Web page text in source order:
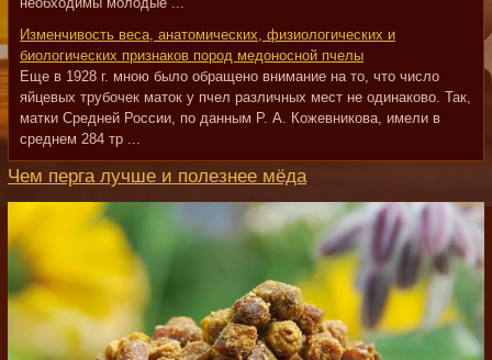
Изменчивость веса, анатомических, физиологических и
биологических признаков пород медоносной пчелы
Еще в 1928 г. мною было обращено внимание на то, что число
яйцевых трубочек маток у пчел различных мест не одинаково. Так,
матки Средней России, по данным Р. А. Кожевникова, имели в
среднем 284 тр ...
Чем перга лучше и полезнее мёда